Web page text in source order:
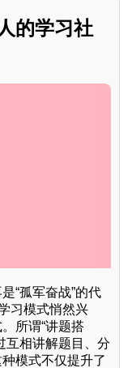
的学习社
“孤军奋战”的代
习模式悄然兴
所谓“讲题搭
互相讲解题目、分
模式不仅提升了